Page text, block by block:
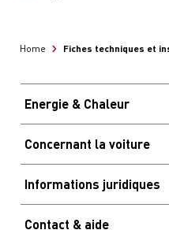
Home Fiches techniques et
Energie & Chaleur
Acheter des combustibles
Avantages & économies
Concernant la voiture
Connexion client
Site & heures d'ouverture
Informations juridiques
Impressum
Contact & aide